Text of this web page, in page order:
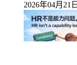
2026年04月21日